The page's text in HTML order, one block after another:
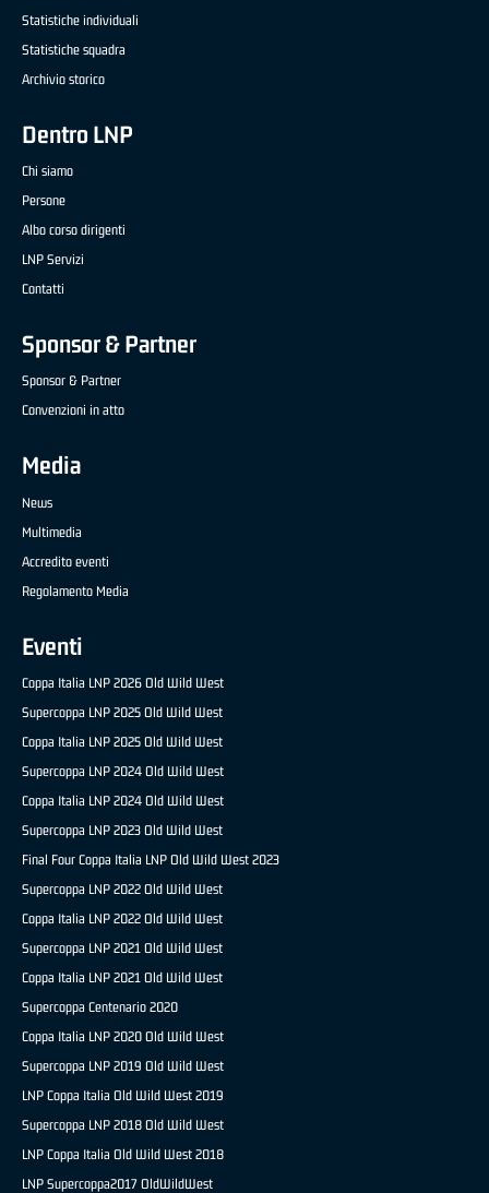
Statistiche individuali
Statistiche squadra
Archivio storico
Dentro LNP
Chi siamo
Persone
Albo corso dirigenti
LNP Servizi
Contatti
Sponsor & Partner
Sponsor & Partner
Convenzioni in atto
Media
News
Multimedia
Accredito eventi
Regolamento Media
Eventi
Coppa Italia LNP 2026 Old Wild West
Supercoppa LNP 2025 Old Wild West
Coppa Italia LNP 2025 Old Wild West
Supercoppa LNP 2024 Old Wild West
Coppa Italia LNP 2024 Old Wild West
Supercoppa LNP 2023 Old Wild West
Final Four Coppa Italia LNP Old Wild West 2023
Supercoppa LNP 2022 Old Wild West
Coppa Italia LNP 2022 Old Wild West
Supercoppa LNP 2021 Old Wild West
Coppa Italia LNP 2021 Old Wild West
Supercoppa Centenario 2020
Coppa Italia LNP 2020 Old Wild West
Supercoppa LNP 2019 Old Wild West
LNP Coppa Italia Old Wild West 2019
Supercoppa LNP 2018 Old Wild West
LNP Coppa Italia Old Wild West 2018
LNP Supercoppa2017 OldWildWest